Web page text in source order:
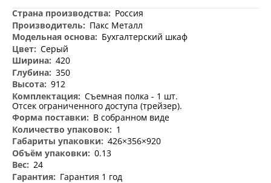
Дополнительная
информация
Россия
Пакс Металл
Бухгалтерский шкаф
Серый
420
350
912
Съемная полка - 1 шт.
Отсек ограниченного доступа (трейзер).
В собранном виде
1
426×356×920
0.13
24
Гарантия 1 год